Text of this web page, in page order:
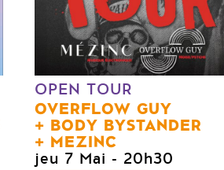
OPEN TOUR
OVERFLOW GUY
BODY BYSTANDER
MEZINC
jeu 7 Mai - 20h30